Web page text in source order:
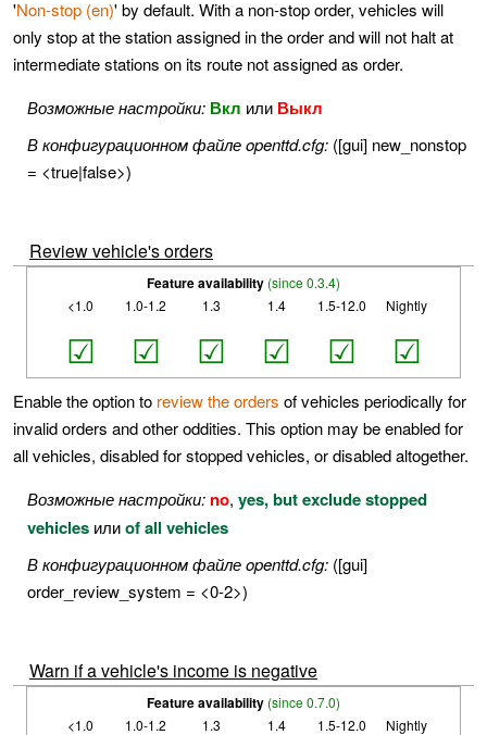
'Non-stop (en)' by default. With a non-stop order, vehicles will
only stop at the station assigned in the order and will not halt at
intermediate stations on its route not assigned as order.
Возможные настройки: Вкл или Выкл
В конфигурационном файле openttd.cfg: ([gui] new_nonstop
= <true|false>)
Review vehicle's orders
Feature availability (since 0.3.4)
<1.0
☑
1.0-1.2
☑
1.3
☑
1.4
☑
1.5-12.0
☑
Nightly
☑
Enable the option to review the orders of vehicles periodically for
invalid orders and other oddities. This option may be enabled for
all vehicles, disabled for stopped vehicles, or disabled altogether.
Возможные настройки: no, yes, but exclude stopped
vehicles илиof all vehicles
В конфигурационном файле openttd.cfg: ([gui]
order_review_system = <0-2>)
Warn if a vehicle's income is negative
Feature availability (since 0.7.0)
<1.0
1.0-1.2 1.3 1.4 1.5-12.0 Nightly